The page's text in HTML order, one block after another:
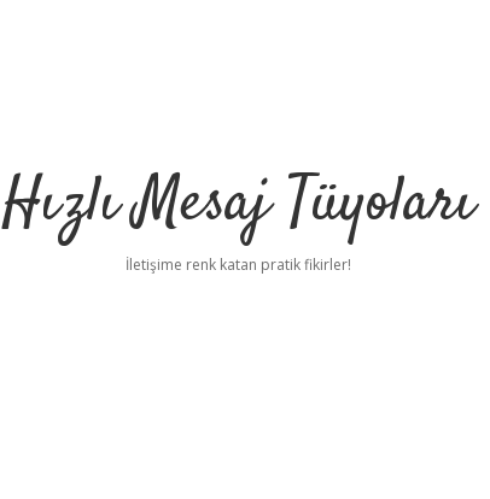
Hızlı Mesaj Tüyoları
İletişime renk katan pratik fikirler!